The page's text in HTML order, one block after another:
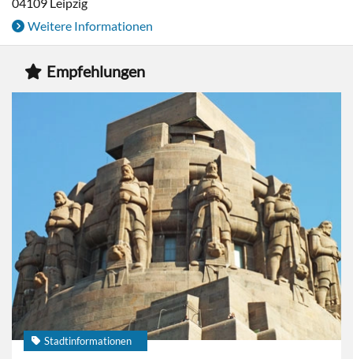
Weitere Informationen
Empfehlungen
Stadtinformationen